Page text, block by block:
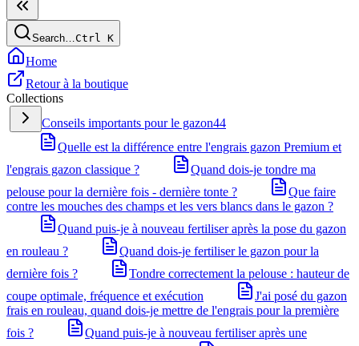
Search…Ctrl K
Home
Retour à la boutique
Collections
Conseils importants pour le gazon44
Quelle est la différence entre l'engrais gazon Premium et
l'engrais gazon classique ?
Quand dois-je tondre ma
pelouse pour la dernière fois - dernière tonte ?
Que faire
contre les mouches des champs et les vers blancs dans le gazon ?
Quand puis-je à nouveau fertiliser après la pose du gazon
en rouleau ?
Quand dois-je fertiliser le gazon pour la
dernière fois ?
Tondre correctement la pelouse : hauteur de
coupe optimale, fréquence et exécution
J'ai posé du gazon
frais en rouleau, quand dois-je mettre de l'engrais pour la première
fois ?
Quand puis-je à nouveau fertiliser après une